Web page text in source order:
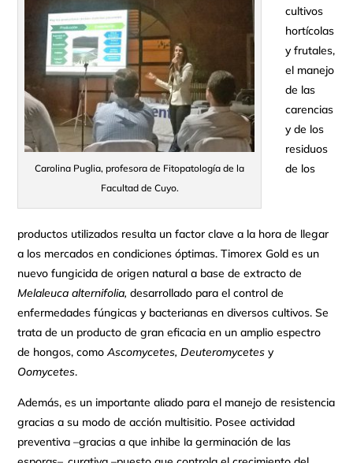
Carolina Puglia, profesora de Fitopatología de la
Facultad de Cuyo.
cultivos
hortícolas
y frutales,
el manejo
de las
carencias
y de los
residuos
de los
productos utilizados resulta un factor clave a la hora de llegar
a los mercados en condiciones óptimas. Timorex Gold es un
nuevo fungicida de origen natural a base de extracto de
Melaleuca alternifolia,desarrollado para el control de
enfermedades fúngicas y bacterianas en diversos cultivos. Se
trata de un producto de gran eficacia en un amplio espectro
de hongos, comoAscomycetes, Deuteromycetes y
Oomycetes.
Además, es un importante aliado para el manejo de resistencia
gracias a su modo de acción multisitio. Posee actividad
preventiva –gracias a que inhibe la germinación de las